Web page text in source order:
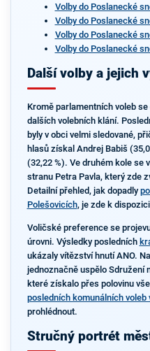
Volby do Poslanecké
Volby do Poslanecké
Volby do Poslanecké
Volby do Poslanecké
Další volby a jejich
Kromě parlamentních voleb
dalších volebních klání.
byly v obci velmi sledované,
hlasů získal Andrej Babiš
(32,22 %). Ve druhém kole se
stranu Petra Pavla, který zde
Detailní přehled, jak dopadly
Polešovicích, je zde k
Voličské preference se
úrovni. Výsledky posledních
ukázaly vítězství hnutí ANO.
jednoznačně uspělo Sdružení
které získalo přes polovinu
posledních komunálních voleb
prohlédnout.
Stručný portrét